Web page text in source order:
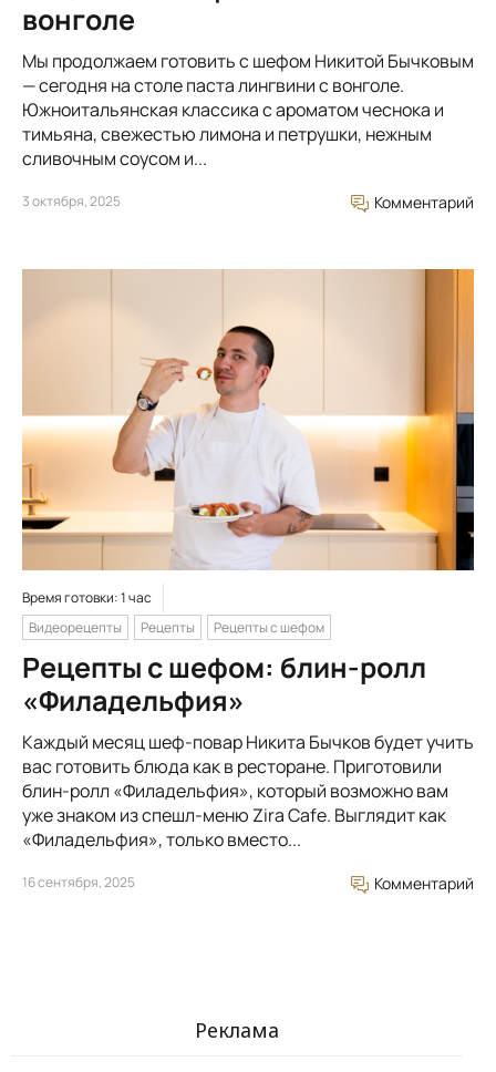
вонголе
Мы продолжаем готовить с шефом Никитой Бычковым
— сегодня на столе паста лингвини с вонголе.
Южноитальянская классика с ароматом чеснока и
тимьяна, свежестью лимона и петрушки, нежным
сливочным соусом и...
3 октября, 2025 Комментарий
Время готовки: 1 час
Видеорецепты
Рецепты Рецепты с шефом
Рецепты с шефом: блин-ролл
«Филадельфия»
Каждый месяц шеф-повар Никита Бычков будет учить
вас готовить блюда как в ресторане. Приготовили
блин-ролл «Филадельфия», который возможно вам
уже знаком из спешл-меню Zira Cafe. Выглядит как
«Филадельфия», только вместо...
16 сентября, 2025 Комментарий
Реклама